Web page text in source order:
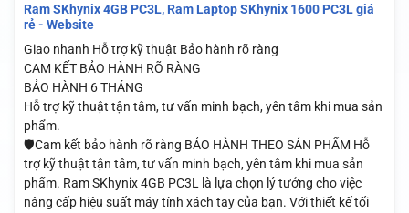
Ram SKhynix 4GB PC3L, Ram Laptop SKhynix 1600 PC3L giá
rẻ - Website
Giao nhanh Hỗ trợ kỹ thuật Bảo hành rõ ràng
CAM KẾT BẢO HÀNH RÕ RÀNG
BẢO HÀNH 6 THÁNG
Hỗ trợ kỹ thuật tận tâm, tư vấn minh bạch, yên tâm khi mua sản
phẩm.
🛡️Cam kết bảo hành rõ ràng BẢO HÀNH THEO SẢN PHẨM Hỗ
trợ kỹ thuật tận tâm, tư vấn minh bạch, yên tâm khi mua sản
phẩm. Ram SKhynix 4GB PC3L là lựa chọn lý tưởng cho việc
nâng cấp hiệu suất máy tính xách tay của bạn. Với thiết kế tối